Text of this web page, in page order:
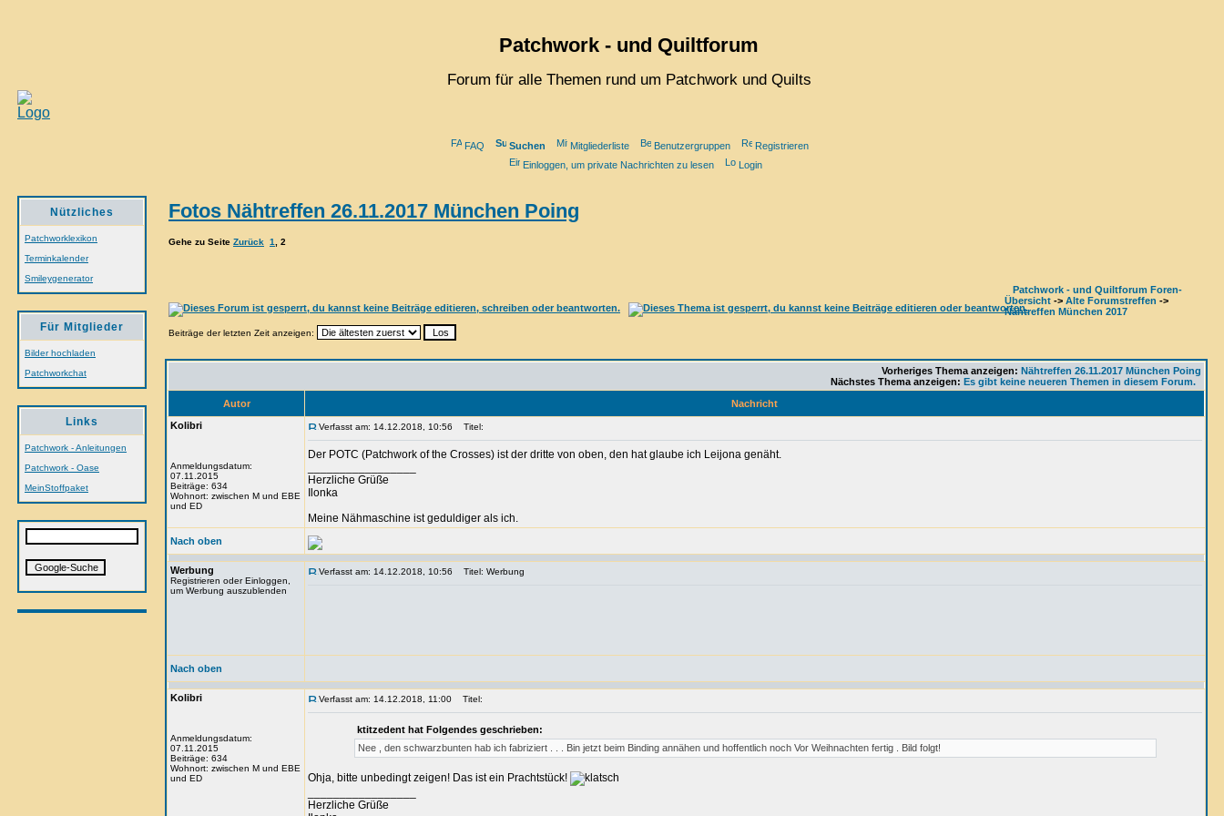
Patchwork - und Quiltforum
Forum für alle Themen rund um Patchwork und Quilts
FAQ Suchen Mitgliederliste Benutzergruppen
Registrieren
Einloggen, um private Nachrichten zu lesen
Login
Nützliches
Patchworklexikon
Terminkalender
Smileygenerator
Für Mitglieder
Bilder hochladen
Patchworkchat
Links
Patchwork - Anleitungen
Patchwork - Oase
MeinStoffpaket
Fotos Nähtreffen 26.11.2017 München Poing
Gehe zu Seite Zurück 1 2
Patchwork - und Quiltforum Foren-
Übersicht -> Alte Forumstreffen ->
Nähtreffen München 2017
Beiträge der letzten Zeit anzeigen:
Vorheriges Thema anzeigen: Nähtreffen 26.11.2017 München Poing
Nächstes Thema anzeigen: Es gibt keine neueren Themen in diesem Forum.
Autor
Nachricht
Kolibri
Anmeldungsdatum:
07.11.2015
Beiträge: 634
Wohnort: zwischen M und EBE
und ED
Verfasst am: 14.12.2018, 10:56 Titel:
Der POTC (Patchwork of the Crosses) ist der dritte von oben, den hat glaube ich Leijona genäht.
Herzliche Grüße
Ilonka
Meine Nähmaschine ist geduldiger als ich.
Nach oben
Werbung
Registrieren oder Einloggen,
um Werbung auszublenden
Verfasst am: 14.12.2018, 10:56 Titel: Werbung
Nach oben
Kolibri
Anmeldungsdatum:
07.11.2015
Beiträge: 634
Wohnort: zwischen M und EBE
und ED
Verfasst am: 14.12.2018, 11:00 Titel:
ktitzedent hat Folgendes geschrieben:
Nee , den schwarzbunten hab ich fabriziert . . . Bin jetzt beim Binding annähen und hoffentlich noch Vor Weihnachten fertig . Bild folgt!
Ohja, bitte unbedingt zeigen! Das ist ein Prachtstück!
Herzliche Grüße